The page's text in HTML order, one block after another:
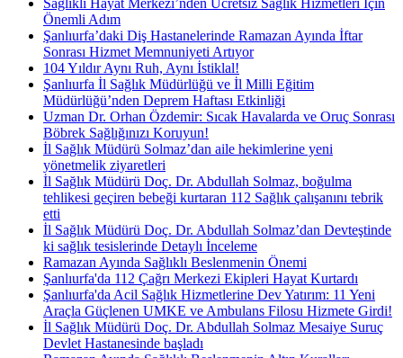
Önemli Adım
Şanlıurfa’daki Diş Hastanelerinde Ramazan Ayında İftar
Sonrası Hizmet Memnuniyeti Artıyor
104 Yıldır Aynı Ruh, Aynı İstiklal!
Şanlıurfa İl Sağlık Müdürlüğü ve İl Milli Eğitim
Müdürlüğü’nden Deprem Haftası Etkinliği
Uzman Dr. Orhan Özdemir: Sıcak Havalarda ve Oruç Sonrası
Böbrek Sağlığınızı Koruyun!
İl Sağlık Müdürü Solmaz’dan aile hekimlerine yeni
yönetmelik ziyaretleri
İl Sağlık Müdürü Doç. Dr. Abdullah Solmaz, boğulma
tehlikesi geçiren bebeği kurtaran 112 Sağlık çalışanını tebrik
etti
İl Sağlık Müdürü Doç. Dr. Abdullah Solmaz’dan Devteştinde
ki sağlık tesislerinde Detaylı İnceleme
Ramazan Ayında Sağlıklı Beslenmenin Önemi
Şanlıurfa'da 112 Çağrı Merkezi Ekipleri Hayat Kurtardı
Şanlıurfa'da Acil Sağlık Hizmetlerine Dev Yatırım: 11 Yeni
Araçla Güçlenen UMKE ve Ambulans Filosu Hizmete Girdi!
İl Sağlık Müdürü Doç. Dr. Abdullah Solmaz Mesaiye Suruç
Devlet Hastanesinde başladı